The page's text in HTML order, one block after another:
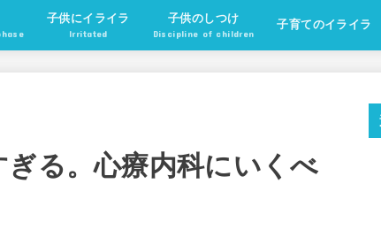
子供にイライラ
Irritated
子供のしつけ
Discipline of children
子育てのイライラ
る。心療内科にいくべ